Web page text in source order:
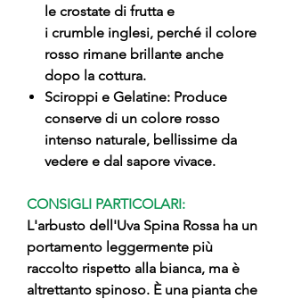
le crostate di frutta e
i crumble inglesi, perché il colore
rosso rimane brillante anche
dopo la cottura.
Sciroppi e Gelatine: Produce
conserve di un colore rosso
intenso naturale, bellissime da
vedere e dal sapore vivace.
CONSIGLI PARTICOLARI:
L'arbusto dell'Uva Spina Rossa ha un
portamento leggermente più
raccolto rispetto alla bianca, ma è
altrettanto spinoso. È una pianta che